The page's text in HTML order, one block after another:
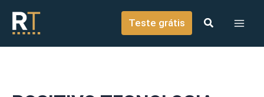
conteúdo
Teste grátis